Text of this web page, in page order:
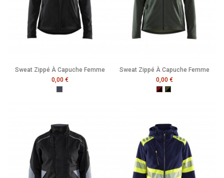
Sweat Zippé À Capuche Femme
0,00 €
Noir
Sweat Zippé À Capuche Femme
0,00 €
Rouge Brique/Noir
Vert Foncé/Noir